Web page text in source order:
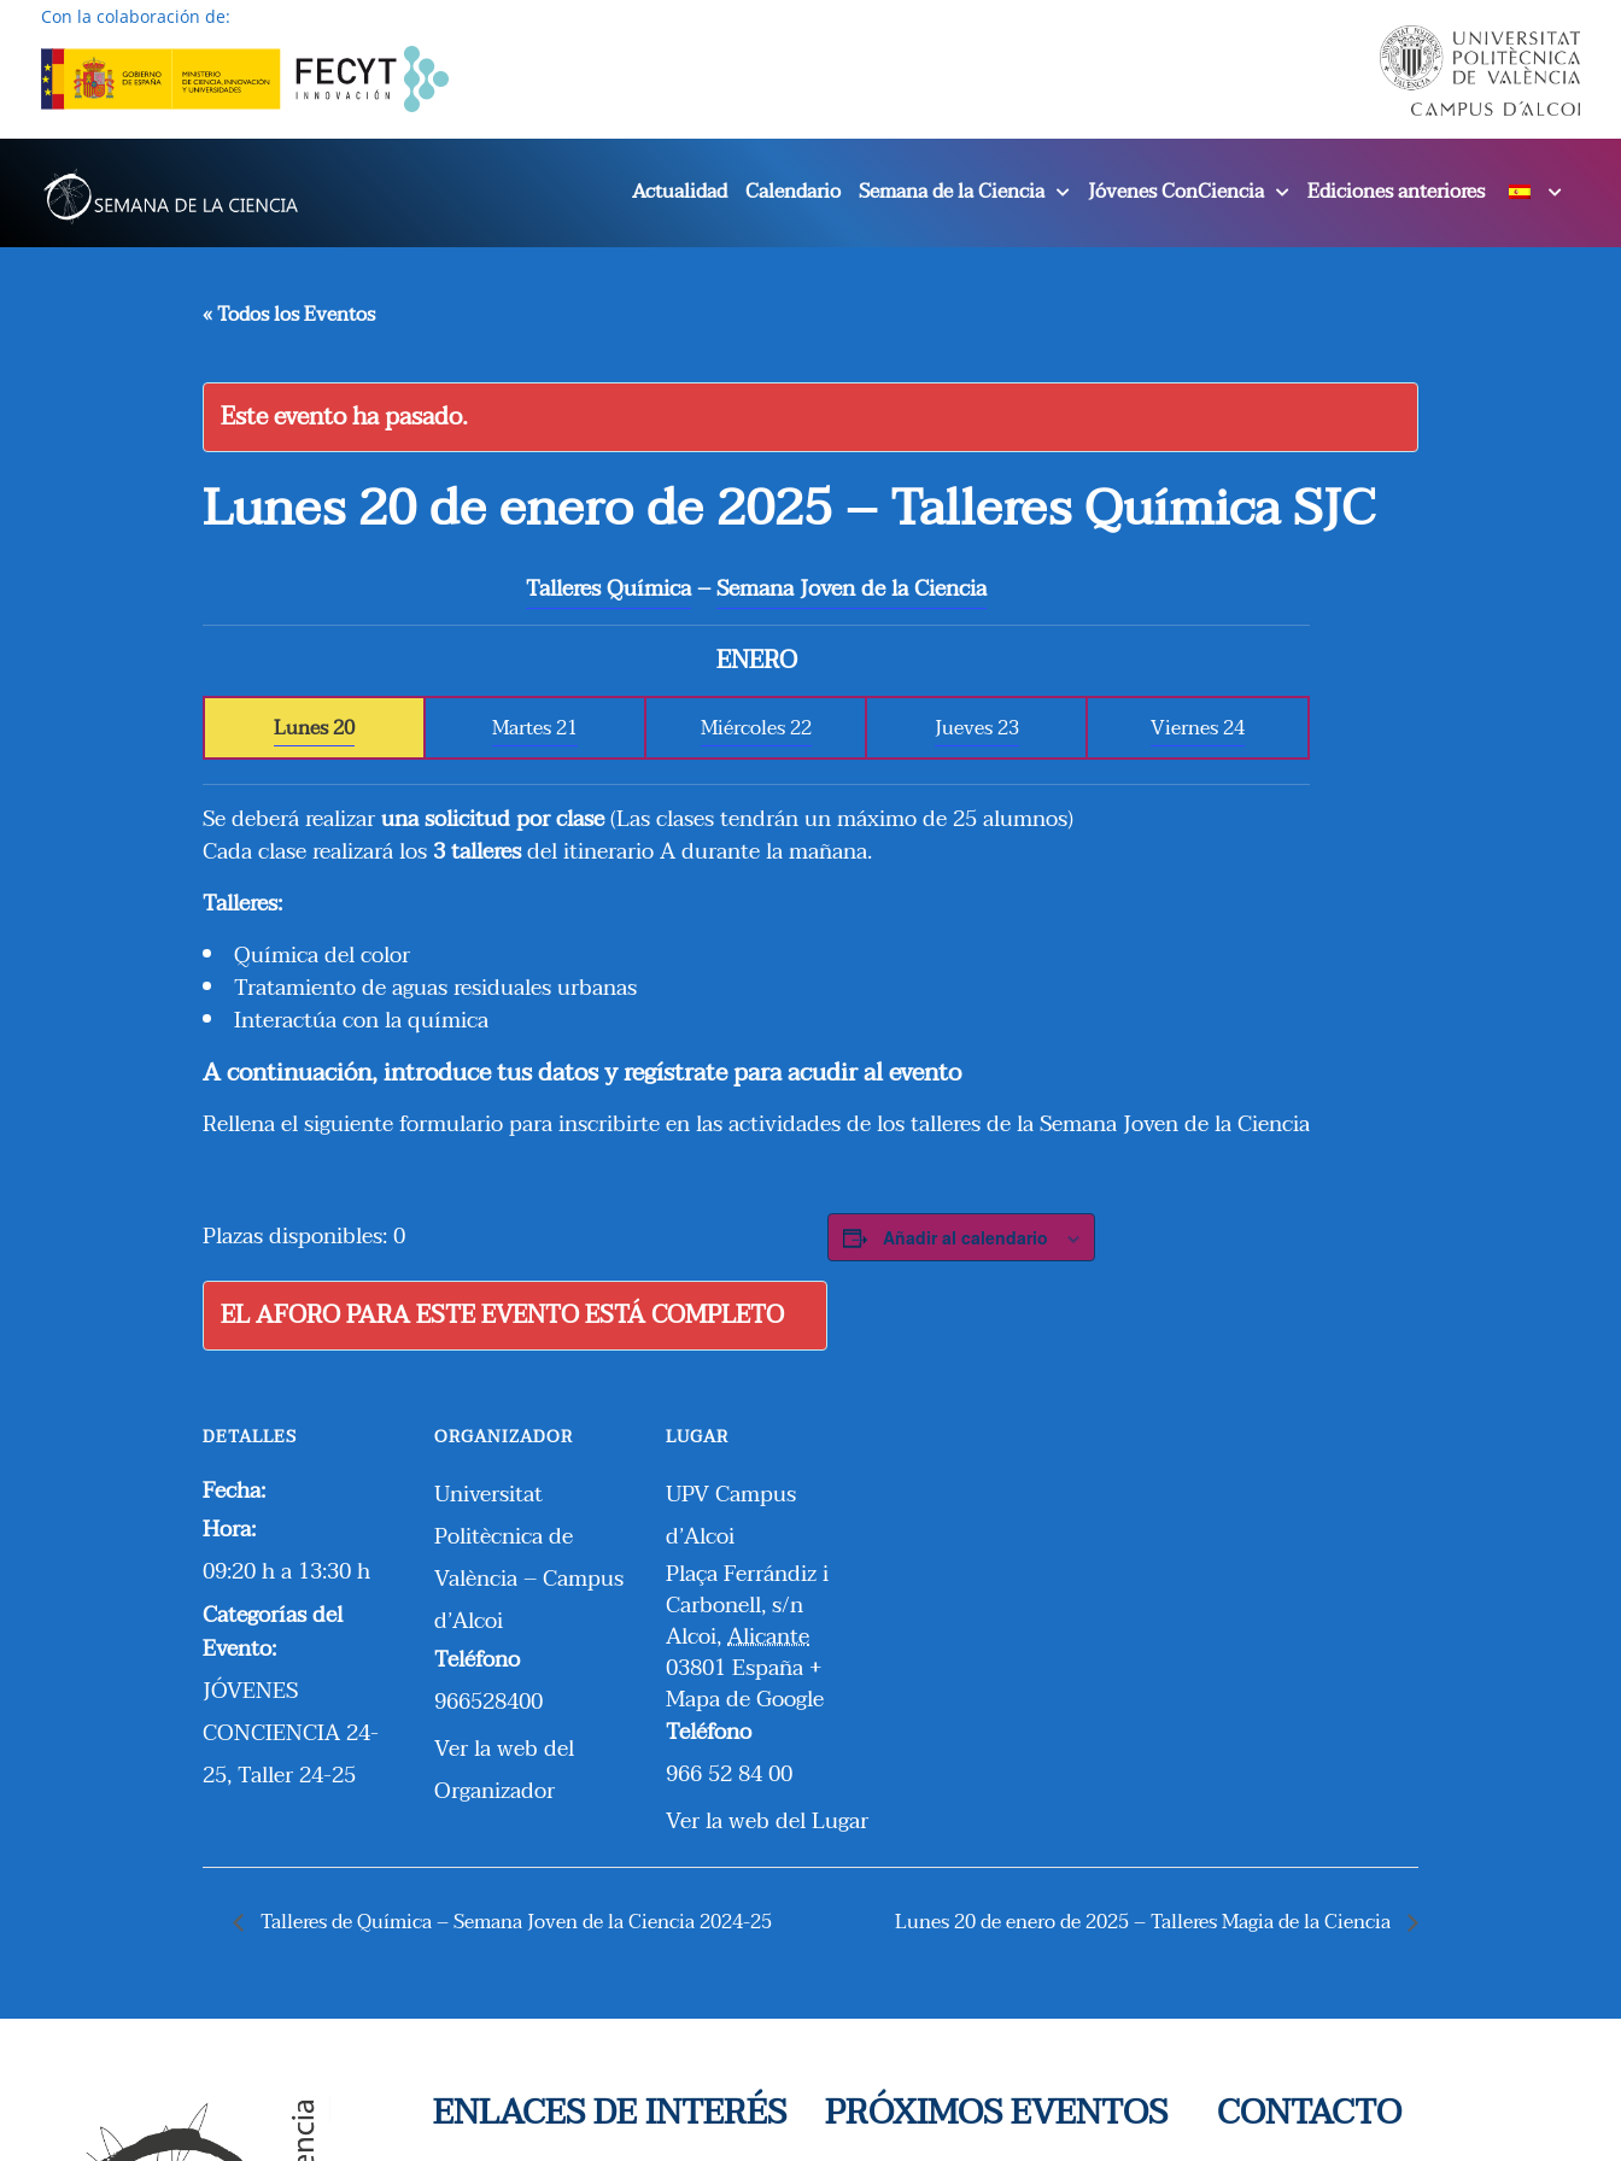
Con la colaboración de:
Actualidad Calendario Semana de la Ciencia Jóvenes ConCiencia Ediciones anteriores
« Todos los Eventos
Este evento ha pasado.
Lunes 20 de enero de 2025 – Talleres Química SJC
Talleres Química–Semana Joven de la Ciencia
ENERO
Lunes 20 Martes 21 Miércoles 22 Jueves 23 Viernes 24
Se deberá realizaruna solicitud por clase(Las clases tendrán un máximo de 25 alumnos)
Cada clase realizará los3 talleresdel itinerario A durante la mañana.
Talleres:
Química del color
Tratamiento de aguas residuales urbanas
Interactúa con la química
A continuación, introduce tus datos y regístrate para acudir al evento
Rellena el siguiente formulario para inscribirte en las actividades de los talleres de la Semana Joven de la Ciencia
Plazas disponibles: 0
EL AFORO PARA ESTE EVENTO ESTÁ COMPLETO
Añadir al calendario
DETALLES
Fecha:
Hora:
09:20 h a 13:30 h
Categorías del
Evento:
JÓVENES
CONCIENCIA 24-
25,Taller 24-25
ORGANIZADOR
Universitat
Politècnica de
València – Campus
d’Alcoi
Teléfono
966528400
Ver la web del
Organizador
LUGAR
UPV Campus
d’Alcoi
Plaça Ferrándiz i
Carbonell, s/n
Alcoi,Alicante
03801 España +
Mapa de Google
Teléfono
966 52 84 00
Ver la web del Lugar
Talleres de Química – Semana Joven de la Ciencia 2024-25 Lunes 20 de enero de 2025 – Talleres Magia de la Ciencia
ENLACES DE INTERÉS PRÓXIMOS EVENTOS CONTACTO